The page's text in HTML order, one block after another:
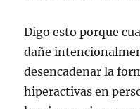
Digo esto porque
dañe
desencadenar la
hiperactivas en